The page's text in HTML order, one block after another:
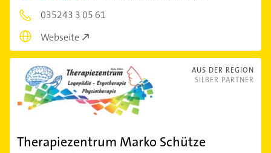
035243 3 05 61
Webseite
AUS DER REGION
SILBER PARTNER
Therapiezentrum Marko Schütze